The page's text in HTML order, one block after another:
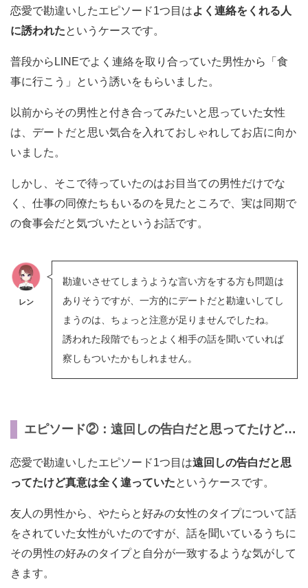
恋愛で勘違いしたエピソード1つ目はよく連絡をくれる人
に誘われたというケースです。
普段からLINEでよく連絡を取り合っていた男性から「食
事に行こう」という誘いをもらいました。
以前からその男性と付き合ってみたいと思っていた女性
は、デートだと思い気合を入れておしゃれしてお店に向か
いました。
しかし、そこで待っていたのはお目当ての男性だけでな
く、仕事の同僚たちもいるのを見たところで、実は同期で
の食事会だと気づいたというお話です。
レン
勘違いさせてしまうような言い方をする方も問題は
ありそうですが、一方的にデートだと勘違いしてし
まうのは、ちょっと注意が足りませんでしたね。
誘われた段階でもっとよく相手の話を聞いていれば
察しもついたかもしれません。
エピソード②：遠回しの告白だと思ってたけど…
恋愛で勘違いしたエピソード1つ目は遠回しの告白だと思
ってたけど真意は全く違っていたというケースです。
友人の男性から、やたらと好みの女性のタイプについて話
をされていた女性がいたのですが、話を聞いているうちに
その男性の好みのタイプと自分が一致するような気がして
きます。